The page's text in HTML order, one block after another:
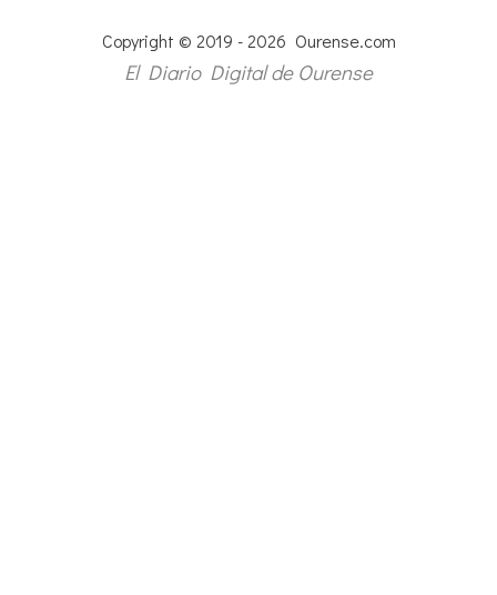
Copyright © 2019 - 2026 Ourense.com
El Diario Digital de Ourense